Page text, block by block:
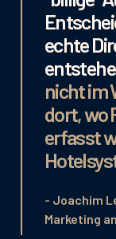
echte
nicht im
dort, wo
erfasst
- Joachim
Marketing